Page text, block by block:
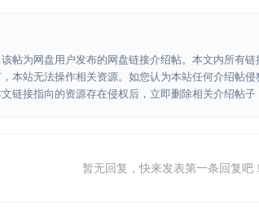
帖为网盘用户发布的网盘链接介绍帖。本文内所有
本站无法操作相关资源。如您认为本站任何介绍帖
链接指向的资源存在侵权后，立即删除相关介绍帖子
暂无回复，快来发表第一条回复吧！